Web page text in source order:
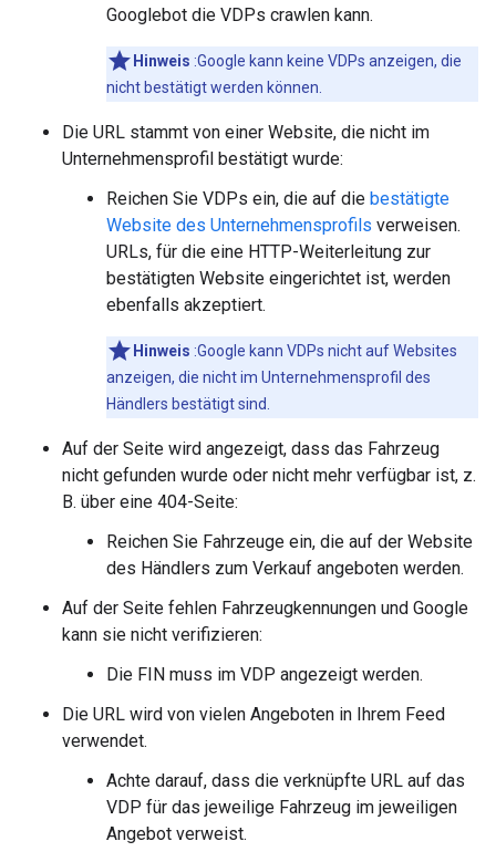
Googlebot die VDPs crawlen kann.
Hinweis :Google kann keine VDPs anzeigen, die
nicht bestätigt werden können.
Die URL stammt von einer Website, die nicht im
Unternehmensprofil bestätigt wurde:
Reichen Sie VDPs ein, die auf die bestätigte
Website des Unternehmensprofils verweisen.
URLs, für die eine HTTP-Weiterleitung zur
bestätigten Website eingerichtet ist, werden
ebenfalls akzeptiert.
Hinweis :Google kann VDPs nicht auf Websites
anzeigen, die nicht im Unternehmensprofil des
Händlers bestätigt sind.
Auf der Seite wird angezeigt, dass das Fahrzeug
nicht gefunden wurde oder nicht mehr verfügbar ist, z.
B. über eine 404-Seite:
Reichen Sie Fahrzeuge ein, die auf der Website
des Händlers zum Verkauf angeboten werden.
Auf der Seite fehlen Fahrzeugkennungen und Google
kann sie nicht verifizieren:
Die FIN muss im VDP angezeigt werden.
Die URL wird von vielen Angeboten in Ihrem Feed
verwendet.
Achte darauf, dass die verknüpfte URL auf das
VDP für das jeweilige Fahrzeug im jeweiligen
Angebot verweist.